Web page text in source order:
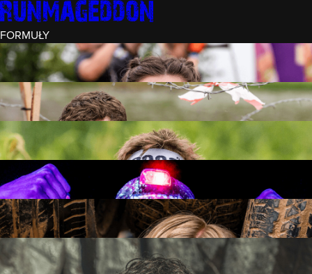
FORMUŁY
INTRO (¼)
15 PRZESZKÓD
3 KM+
REKRUT (½)
30 PRZESZKÓD
6 KM+
RUNMAGEDDON
50 PRZESZKÓD
12 KM+
NOCNY REKRUT (½)
30 PRZESZKÓD
6 KM+
INTRO U-16
15 PRZESZKÓD
3 KM+
RUNMAGEDDON HARDCORE
70 PRZESZKÓD
21 KM+